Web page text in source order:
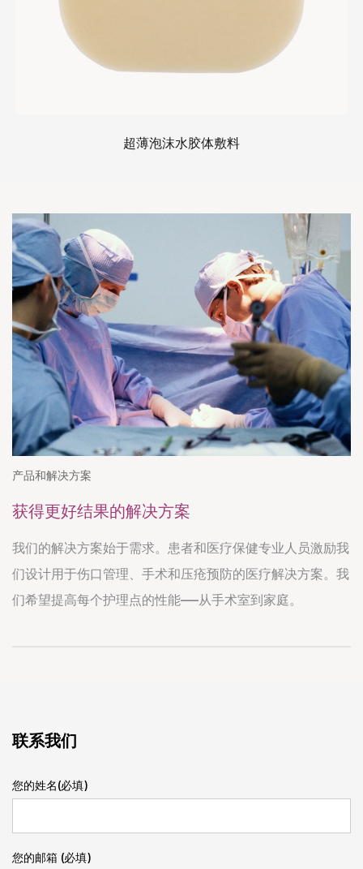
超薄泡沫水胶体敷料
产品和解决方案
获得更好结果的解决方案
我们的解决方案始于需求。患者和医疗保健专业人员激励我
们设计用于伤口管理、手术和压疮预防的医疗解决方案。我
们希望提高每个护理点的性能——从手术室到家庭。
联系我们
您的姓名(必填)
您的邮箱 (必填)